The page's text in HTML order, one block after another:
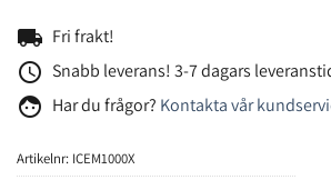
local_shipping Fri frakt!
access_time Snabb leverans! 3-7 dagars
face Har du frågor? Kontakta vår
Artikelnr: ICEM1000X